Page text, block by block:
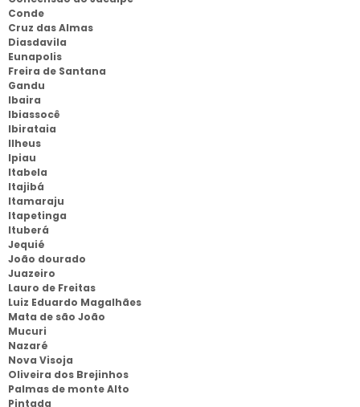
Conde
Cruz das Almas
Diasdavila
Eunapolis
Freira de Santana
Gandu
Ibaira
Ibiassocê
Ibirataia
Ilheus
Ipiau
Itabela
Itajibá
Itamaraju
Itapetinga
Ituberá
Jequié
João dourado
Juazeiro
Lauro de Freitas
Luiz Eduardo Magalhães
Mata de são João
Mucuri
Nazaré
Nova Visoja
Oliveira dos Brejinhos
Palmas de monte Alto
Pintada